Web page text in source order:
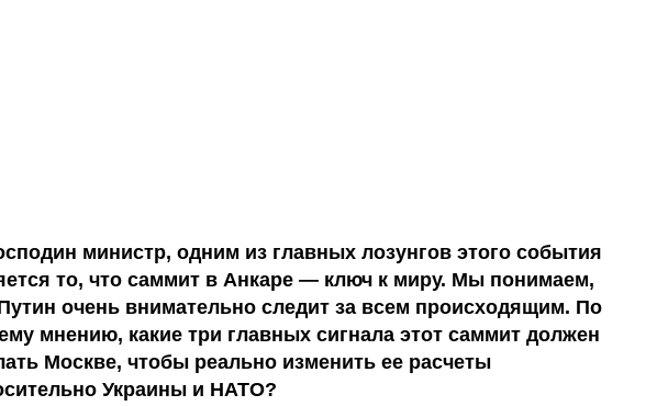
министр, одним из главных лозунгов этого события
то, что саммит в Анкаре — ключ к миру. Мы понимаем,
очень внимательно следит за всем происходящим. По
мнению, какие три главных сигнала этот саммит должен
Москве, чтобы реально изменить ее расчеты
Украины и НАТО?